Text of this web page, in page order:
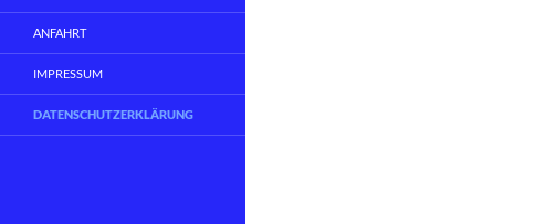
ANFAHRT
IMPRESSUM
DATENSCHUTZERKLÄRUNG